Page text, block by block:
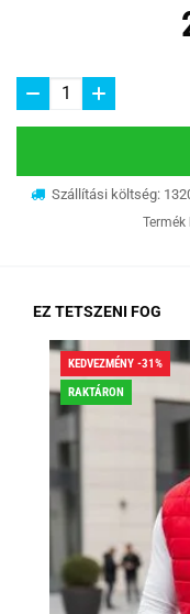
Szállítási költség:
Termék
EZ TETSZENI FOG
KEDVEZMÉNY -31%
RAKTÁRON